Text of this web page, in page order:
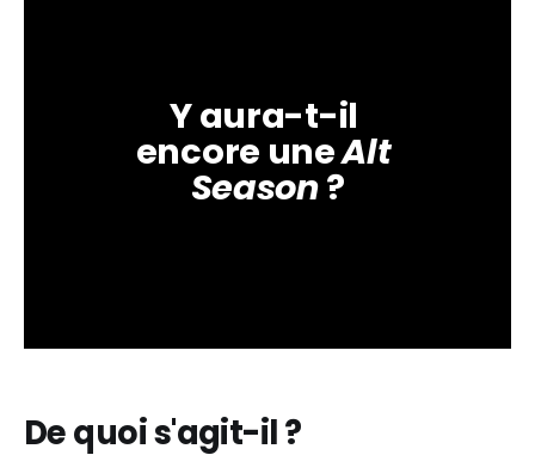
Y aura-t-il
encore une Alt
Season ?
De quoi s'agit-il ?